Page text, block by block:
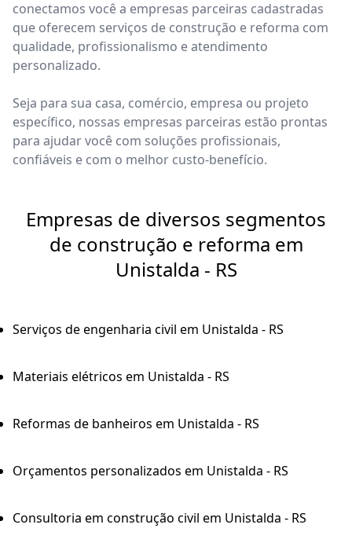
conectamos você a empresas parceiras cadastradas
que oferecem serviços de construção e reforma com
qualidade, profissionalismo e atendimento
personalizado.
Seja para sua casa, comércio, empresa ou projeto
específico, nossas empresas parceiras estão prontas
para ajudar você com soluções profissionais,
confiáveis e com o melhor custo-benefício.
Empresas de diversos segmentos
de construção e reforma em
Unistalda - RS
Serviços de engenharia civil em Unistalda - RS
Materiais elétricos em Unistalda - RS
Reformas de banheiros em Unistalda - RS
Orçamentos personalizados em Unistalda - RS
Consultoria em construção civil em Unistalda - RS